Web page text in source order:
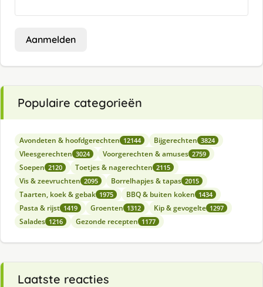
Aanmelden
Populaire categorieën
Avondeten & hoofdgerechten 12144 Bijgerechten 3824
Vleesgerechten 3024 Voorgerechten & amuses 2759
Soepen 2120 Toetjes & nagerechten 2115
Vis & zeevruchten 2095 Borrelhapjes & tapas 2015
Taarten, koek & gebak 1975 BBQ & buiten koken 1434
Pasta & rijst 1419 Groenten 1312 Kip & gevogelte 1297
Salades 1216 Gezonde recepten 1177
Laatste reacties